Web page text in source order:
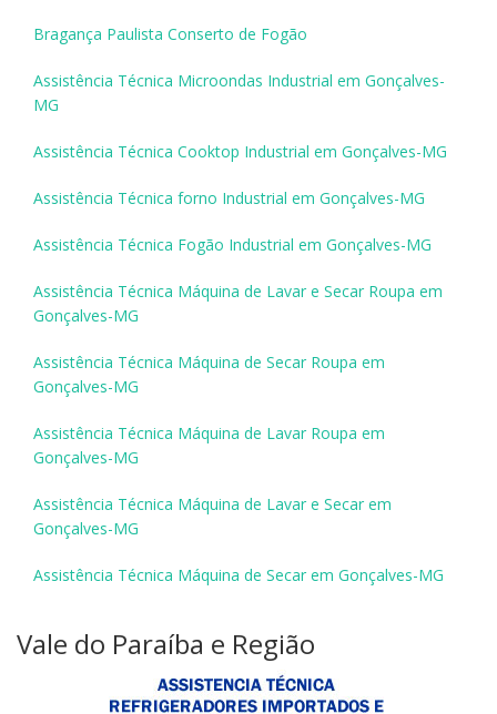
Bragança Paulista Conserto de Fogão
Assistência Técnica Microondas Industrial em Gonçalves-
MG
Assistência Técnica Cooktop Industrial em Gonçalves-MG
Assistência Técnica forno Industrial em Gonçalves-MG
Assistência Técnica Fogão Industrial em Gonçalves-MG
Assistência Técnica Máquina de Lavar e Secar Roupa em
Gonçalves-MG
Assistência Técnica Máquina de Secar Roupa em
Gonçalves-MG
Assistência Técnica Máquina de Lavar Roupa em
Gonçalves-MG
Assistência Técnica Máquina de Lavar e Secar em
Gonçalves-MG
Assistência Técnica Máquina de Secar em Gonçalves-MG
Vale do Paraíba e Região